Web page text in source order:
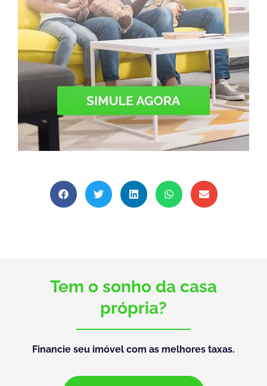
Tem o sonho da casa
própria?
Financie seu imóvel com as melhores taxas.